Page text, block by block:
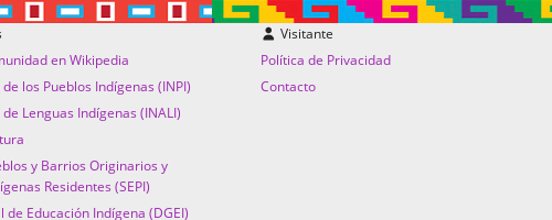
en Wikipedia
los Pueblos Indígenas (INPI)
Lenguas Indígenas (INALI)
y Barrios Originarios y
Residentes (SEPI)
Educación Indígena (DGEI)
Visitante
Política de Privacidad
Contacto